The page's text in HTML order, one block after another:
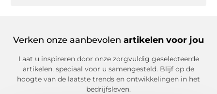
Verken onze aanbevolen artikelen voor jou
Laat u inspireren door onze zorgvuldig geselecteerde
artikelen, speciaal voor u samengesteld. Blijf op de
hoogte van de laatste trends en ontwikkelingen in het
bedrijfsleven.